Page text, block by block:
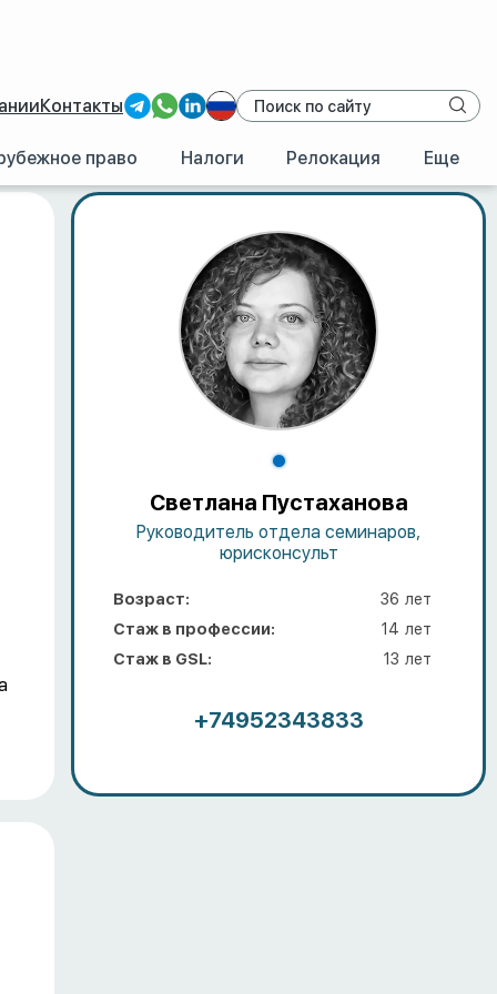
Контакты
право Налоги Релокация Еще
Светлана Пустаханова
Руководитель отдела семинаров,
юрисконсульт
Возраст: 36 лет
Стаж в профессии:
14 лет
Стаж в GSL:
13 лет
+74952343833